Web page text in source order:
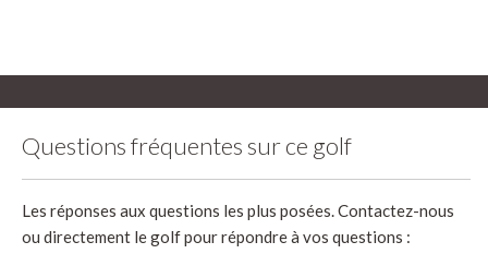
Questions fréquentes sur ce golf
Les réponses aux questions les plus posées. Contactez-nous
ou directement le golf pour répondre à vos questions :